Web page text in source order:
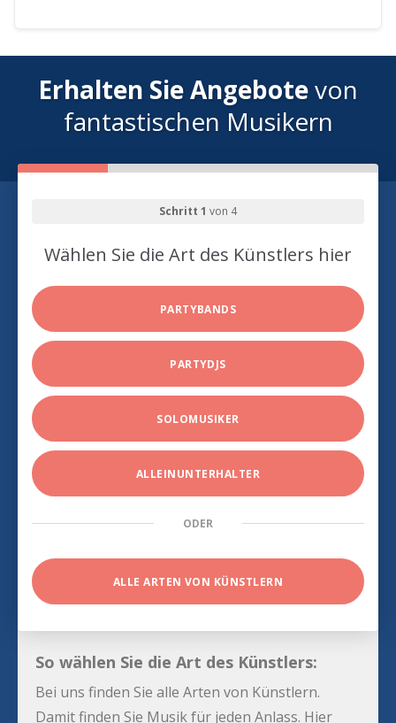
Erhalten Sie Angebotevon
fantastischen Musikern
Schritt 1 von 4
Wählen Sie die Art des Künstlers hier
PARTYBANDS
PARTYDJS
SOLOMUSIKER
ALLEINUNTERHALTER
ODER
ALLE ARTEN VON KÜNSTLERN
So wählen Sie die Art des Künstlers:
Bei uns finden Sie alle Arten von Künstlern.
Damit finden Sie Musik für jeden Anlass. Hier